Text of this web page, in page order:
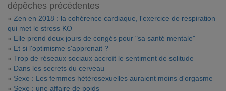
dépêches précédentes
» Zen en 2018 : la cohérence cardiaque, l'exercice de respiration
qui met le stress KO
» Elle prend deux jours de congés pour "sa santé mentale"
» Et si l'optimisme s'apprenait ?
» Trop de réseaux sociaux accroît le sentiment de solitude
» Dans les secrets du cerveau
» Sexe : Les femmes hétérosexuelles auraient moins d'orgasme
» Sexe : une affaire de poids